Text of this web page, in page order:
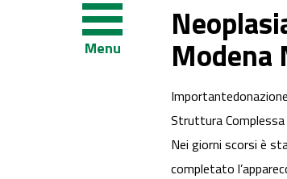
Menu Modena
Struttura Complessa
Nei giorni scorsi è
completato